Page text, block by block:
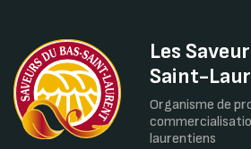
Les
Saint-
Organisme de
laurentiens